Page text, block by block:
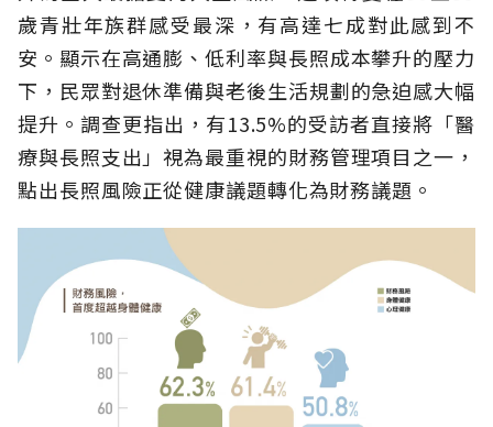
歲青壯年族群感受最深，有高達七成對此感到不
安。顯示在高通膨、低利率與長照成本攀升的壓力
下，民眾對退休準備與老後生活規劃的急迫感大幅
提升。調查更指出，有13.5%的受訪者直接將「醫
療與長照支出」視為最重視的財務管理項目之一，
點出長照風險正從健康議題轉化為財務議題。